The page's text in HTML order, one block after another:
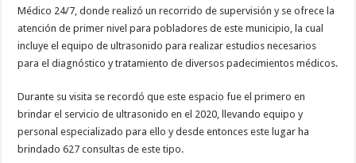
Médico 24/7, donde realizó un recorrido de supervisión y se ofrece la
atención de primer nivel para pobladores de este municipio, la cual
incluye el equipo de ultrasonido para realizar estudios necesarios
para el diagnóstico y tratamiento de diversos padecimientos médicos.
Durante su visita se recordó que este espacio fue el primero en
brindar el servicio de ultrasonido en el 2020, llevando equipo y
personal especializado para ello y desde entonces este lugar ha
brindado 627 consultas de este tipo.